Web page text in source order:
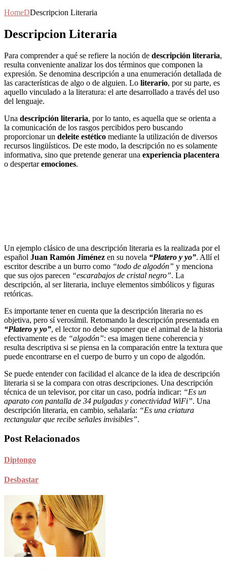
HomeDDescripcion Literaria
Descripcion Literaria
Para comprender a qué se refiere la noción de descripción literaria,
resulta conveniente analizar los dos términos que componen la
expresión. Se denomina descripción a una enumeración detallada de
las características de algo o de alguien. Lo literario, por su parte, es
aquello vinculado a la literatura: el arte desarrollado a través del uso
del lenguaje.
Una descripción literaria, por lo tanto, es aquella que se orienta a
la comunicación de los rasgos percibidos pero buscando
proporcionar un deleite estético mediante la utilización de diversos
recursos lingüísticos. De este modo, la descripción no es solamente
informativa, sino que pretende generar una experiencia placentera
o despertaremociones.
Un ejemplo clásico de una descripción literaria es la realizada por el
español Juan Ramón Jiménez en su novela “Platero y yo”. Allí el
escritor describe a un burro como “todo de algodón” y menciona
que sus ojos parecen “escarabajos de cristal negro”. La
descripción, al ser literaria, incluye elementos simbólicos y figuras
retóricas.
Es importante tener en cuenta que la descripción literaria no es
objetiva, pero sí verosímil. Retomando la descripción presentada en
“Platero y yo”, el lector no debe suponer que el animal de la historia
efectivamente es de “algodón”: esa imagen tiene coherencia y
resulta descriptiva si se piensa en la comparación entre la textura que
puede encontrarse en el cuerpo de burro y un copo de algodón.
Se puede entender con facilidad el alcance de la idea de descripción
literaria si se la compara con otras descripciones. Una descripción
técnica de un televisor, por citar un caso, podría indicar: “Es un
aparato con pantalla de 34 pulgadas y conectividad WiFi”. Una
descripción literaria, en cambio, señalaría: “Es una criatura
rectangular que recibe señales invisibles”.
Post Relacionados
Diptongo
Desbastar